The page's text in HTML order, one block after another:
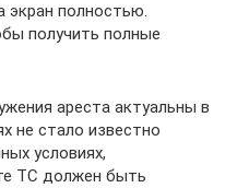
экран полностью.
получить полные
ареста актуальны в
не стало известно
условиях,
ТС должен быть